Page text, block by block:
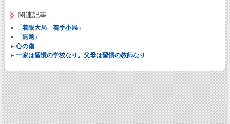
関連記事
「着眼大局 着手小局」
「無題」
心の傷
一家は習慣の学校なり。父母は習慣の教師なり